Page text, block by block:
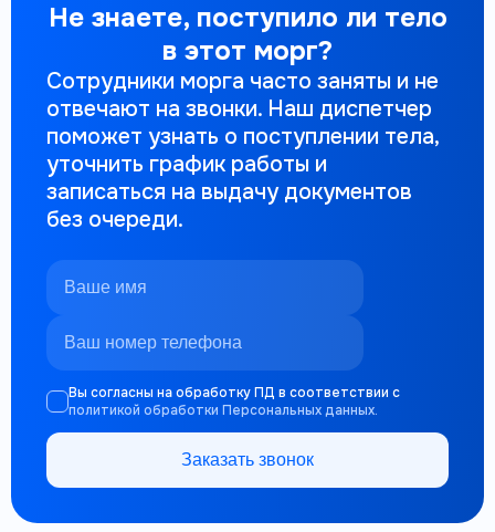
Не знаете, поступило ли тело
в этот морг?
Сотрудники морга часто заняты и не
отвечают на звонки. Наш диспетчер
поможет узнать о поступлении тела,
уточнить график работы и
записаться на выдачу документов
без очереди.
Вы согласны на обработку ПД в соответствии с
политикой обработки Персональных данных.
Заказать звонок